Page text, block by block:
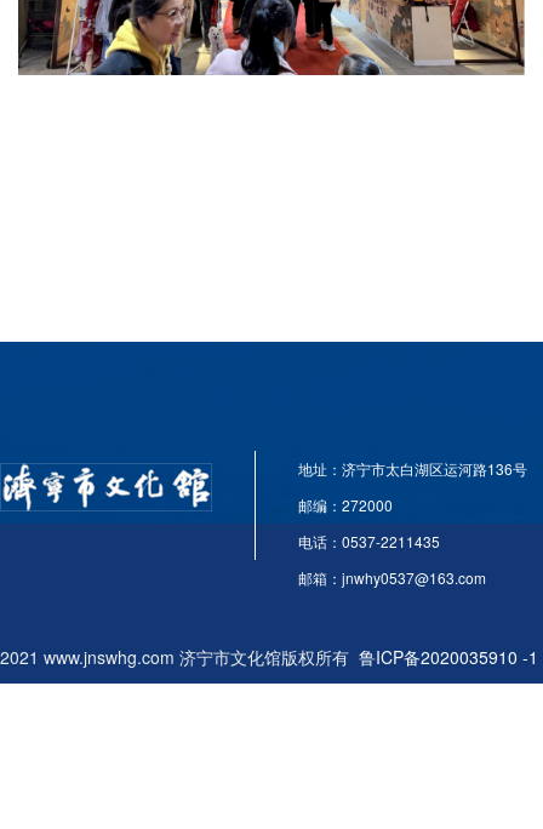
地址：济宁市太白湖区运河路136号
邮编：272000
电话：0537-2211435
邮箱：jnwhy0537@163.com
2021 www.jnswhg.com 济宁市文化馆版权所有 鲁ICP备2020035910 -1